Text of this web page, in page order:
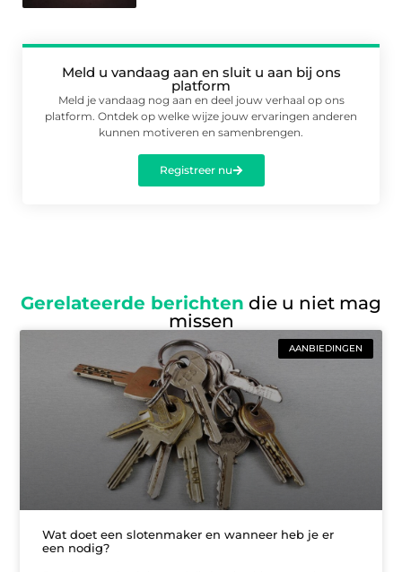
Meld u vandaag aan en sluit u aan bij ons
platform
Meld je vandaag nog aan en deel jouw verhaal op ons
platform. Ontdek op welke wijze jouw ervaringen anderen
kunnen motiveren en samenbrengen.
Registreer nu
Gerelateerde berichten die u niet mag
missen
AANBIEDINGEN
Wat doet een slotenmaker en wanneer heb je er
een nodig?